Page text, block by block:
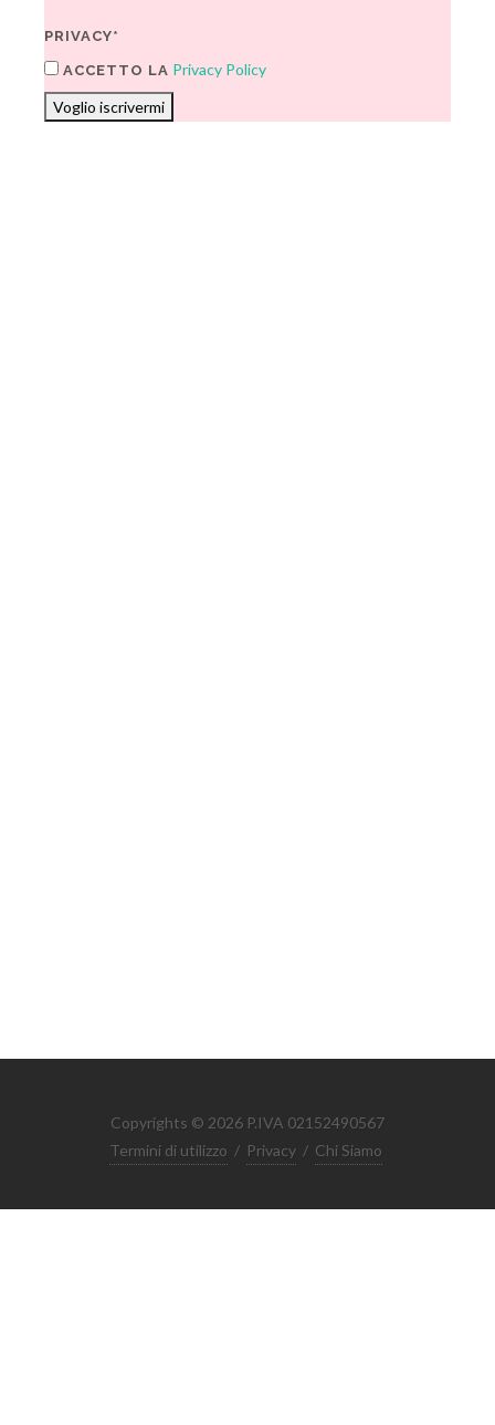
PRIVACY*
ACCETTO LA Privacy Policy
Voglio iscrivermi
Copyrights © 2026 P.IVA 02152490567
Termini di utilizzo / Privacy / Chi Siamo